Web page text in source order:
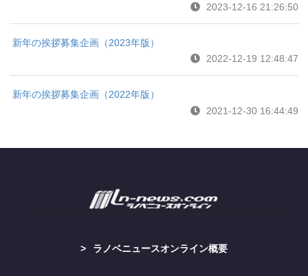
2023-12-16 21:26:50
新年の挨拶募集企画（2023年版）
2022-12-19 12:48:47
新年の挨拶募集企画（2022年版）
2021-12-30 16:44:49
ラノベニュースオンライン概要